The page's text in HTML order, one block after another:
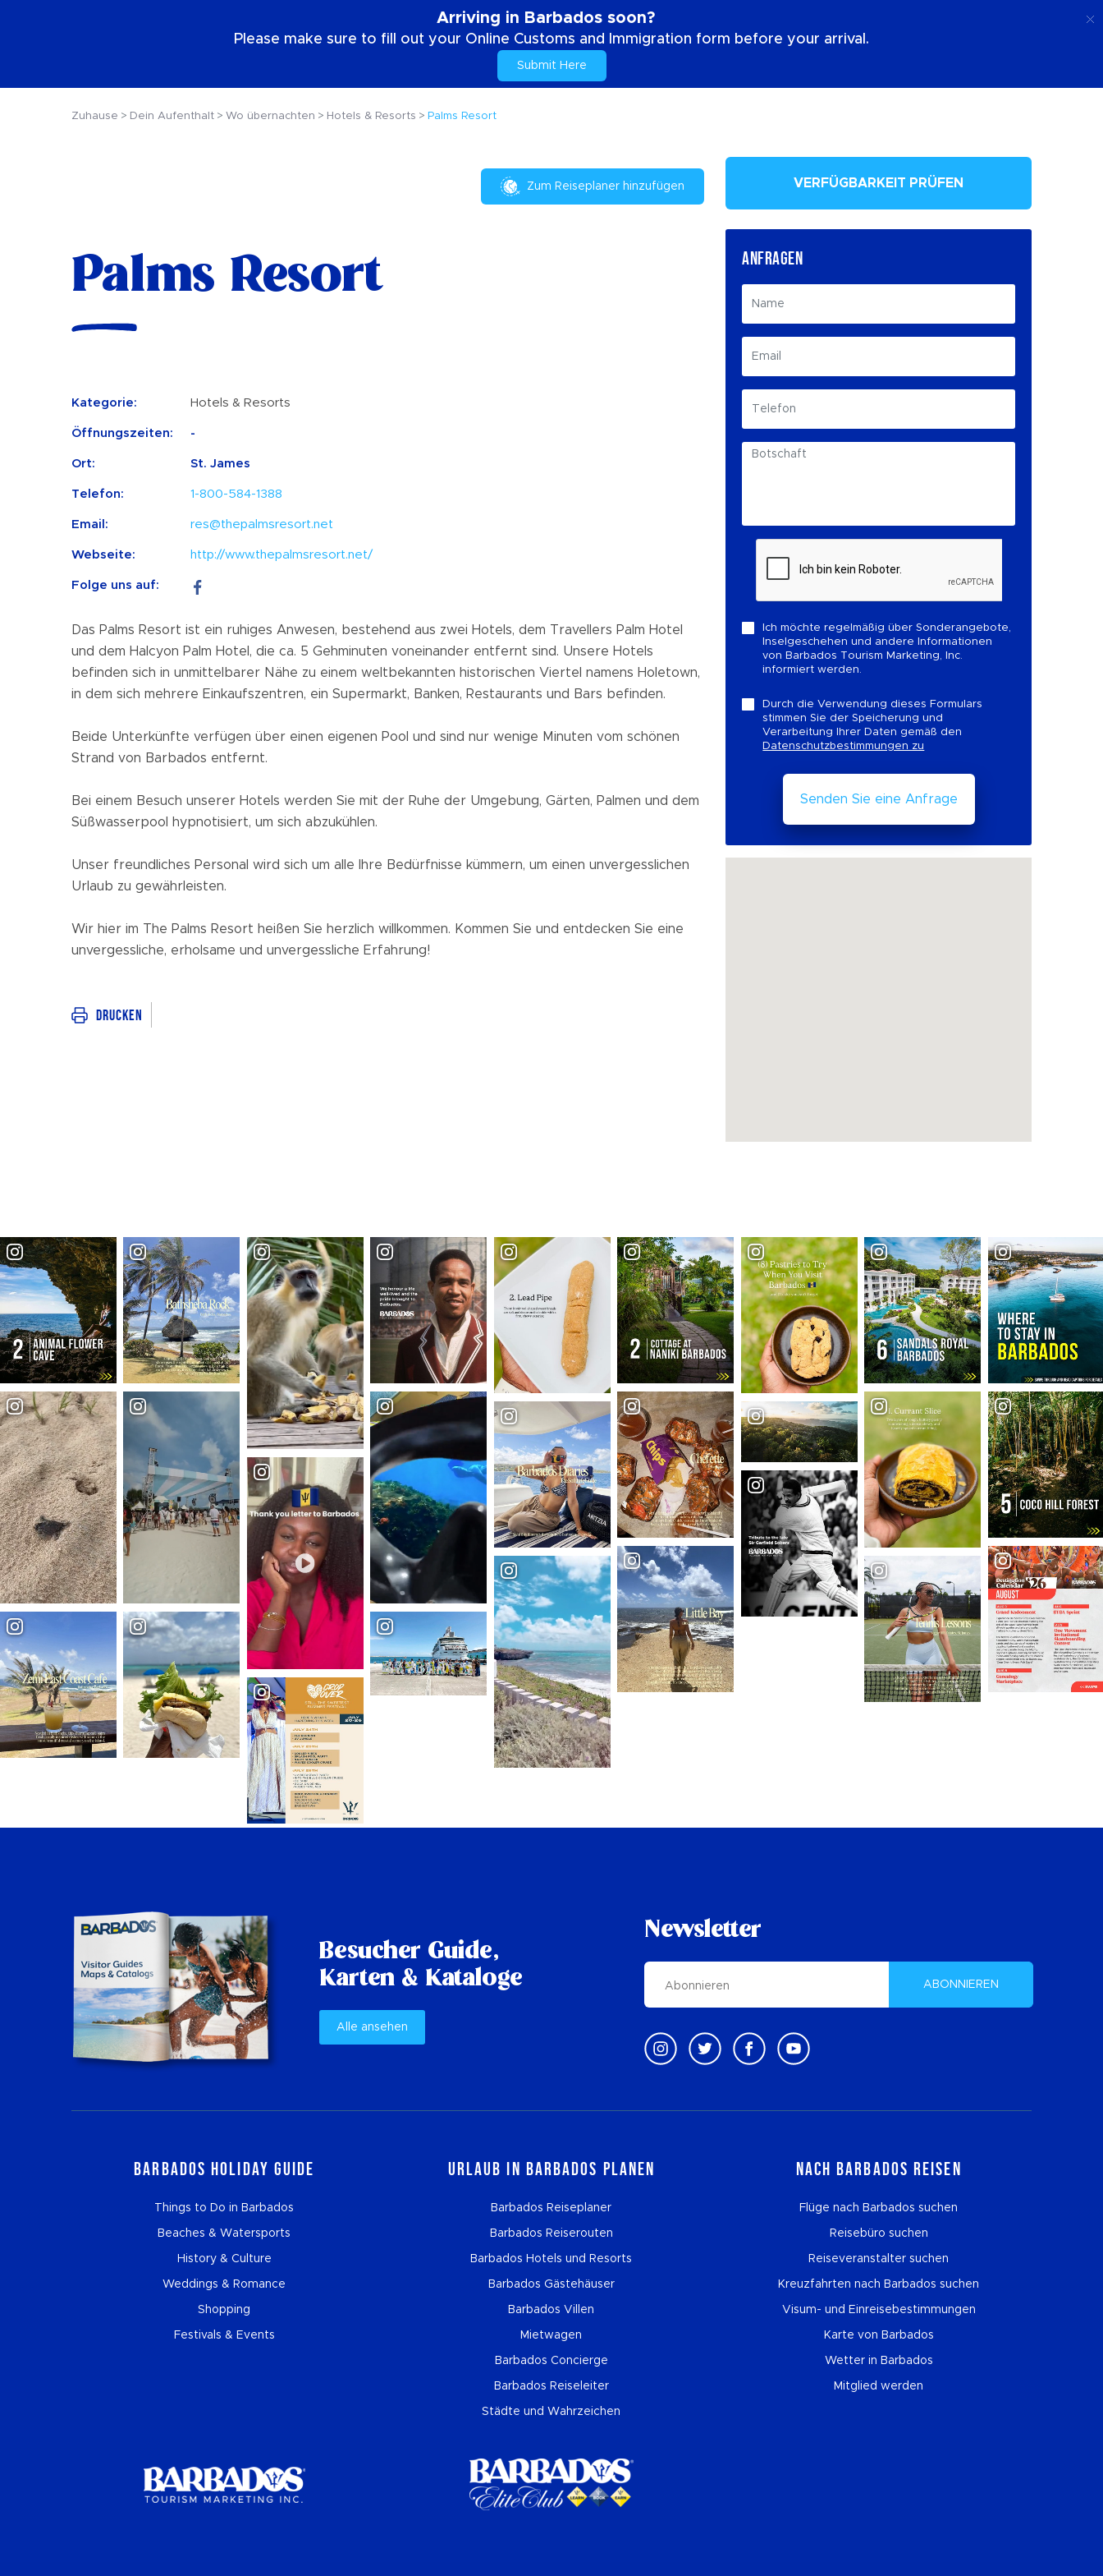
Arriving in Barbados soon?
Please make sure to fill out your Online Customs and Immigration form before your arrival.
Submit Here
Zuhause Dein Aufenthalt Wo übernachten Hotels & Resorts Palms Resort
Zum Reiseplaner hinzufügen
Palms Resort
Kategorie: Hotels & Resorts
Öffnungszeiten: -
Ort: St. James
Telefon: 1-800-584-1388
Email: res@thepalmsresort.net
Webseite: http://www.thepalmsresort.net/
Folge uns auf:
Das Palms Resort ist ein ruhiges Anwesen, bestehend aus zwei Hotels, dem Travellers Palm Hotel
und dem Halcyon Palm Hotel, die ca. 5 Gehminuten voneinander entfernt sind. Unsere Hotels
befinden sich in unmittelbarer Nähe zu einem weltbekannten historischen Viertel namens Holetown,
in dem sich mehrere Einkaufszentren, ein Supermarkt, Banken, Restaurants und Bars befinden.
Beide Unterkünfte verfügen über einen eigenen Pool und sind nur wenige Minuten vom schönen
Strand von Barbados entfernt.
Bei einem Besuch unserer Hotels werden Sie mit der Ruhe der Umgebung, Gärten, Palmen und dem
Süßwasserpool hypnotisiert, um sich abzukühlen.
Unser freundliches Personal wird sich um alle Ihre Bedürfnisse kümmern, um einen unvergesslichen
Urlaub zu gewährleisten.
Wir hier im The Palms Resort heißen Sie herzlich willkommen. Kommen Sie und entdecken Sie eine
unvergessliche, erholsame und unvergessliche Erfahrung!
Drucken
VERFÜGBARKEIT PRÜFEN
ANFRAGEN
Ich möchte regelmäßig über Sonderangebote,
Inselgeschehen und andere Informationen
von Barbados Tourism Marketing, Inc.
informiert werden.
Durch die Verwendung dieses Formulars
stimmen Sie der Speicherung und
Verarbeitung Ihrer Daten gemäß den
Datenschutzbestimmungen zu
Besucher Guide,
Karten & Kataloge
Alle ansehen
Newsletter
ABONNIEREN
Barbados Holiday Guide
Things to Do in Barbados
Beaches & Watersports
History & Culture
Weddings & Romance
Shopping
Festivals & Events
Urlaub in Barbados planen
Barbados Reiseplaner
Barbados Reiserouten
Barbados Hotels und Resorts
Barbados Gästehäuser
Barbados Villen
Mietwagen
Barbados Concierge
Barbados Reiseleiter
Städte und Wahrzeichen
Nach Barbados reisen
Flüge nach Barbados suchen
Reisebüro suchen
Reiseveranstalter suchen
Kreuzfahrten nach Barbados suchen
Visum- und Einreisebestimmungen
Karte von Barbados
Wetter in Barbados
Mitglied werden